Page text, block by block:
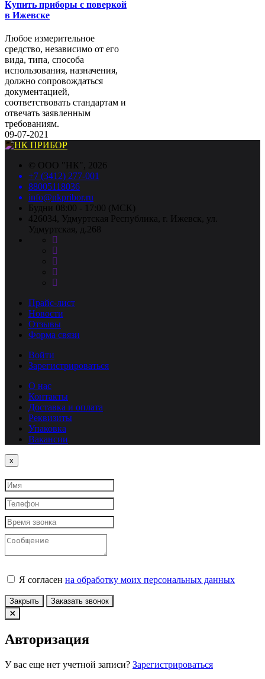
Купить приборы с поверкой
в Ижевске
Любое измерительное
средство, независимо от его
вида, типа, способа
использования, назначения,
должно сопровождаться
документацией,
соответствовать стандартам и
отвечать заявленным
требованиям.
09-07-2021
© ООО "НК", 2026
+7 (3412) 277-001
88005118036
info@nkpribor.ru
Будни 08:00 - 17:00 (МСК)
426034, Удмуртская Республика, г. Ижевск, ул.
Удмуртская, д.268
Прайс-лист
Новости
Отзывы
Форма связи
Войти
Зарегистрироваться
О нас
Контакты
Доставка и оплата
Реквизиты
Упаковка
Вакансии
x
Я согласен на обработку моих персональных данных
Закрыть Заказать звонок
Авторизация
У вас еще нет учетной записи? Зарегистрироваться